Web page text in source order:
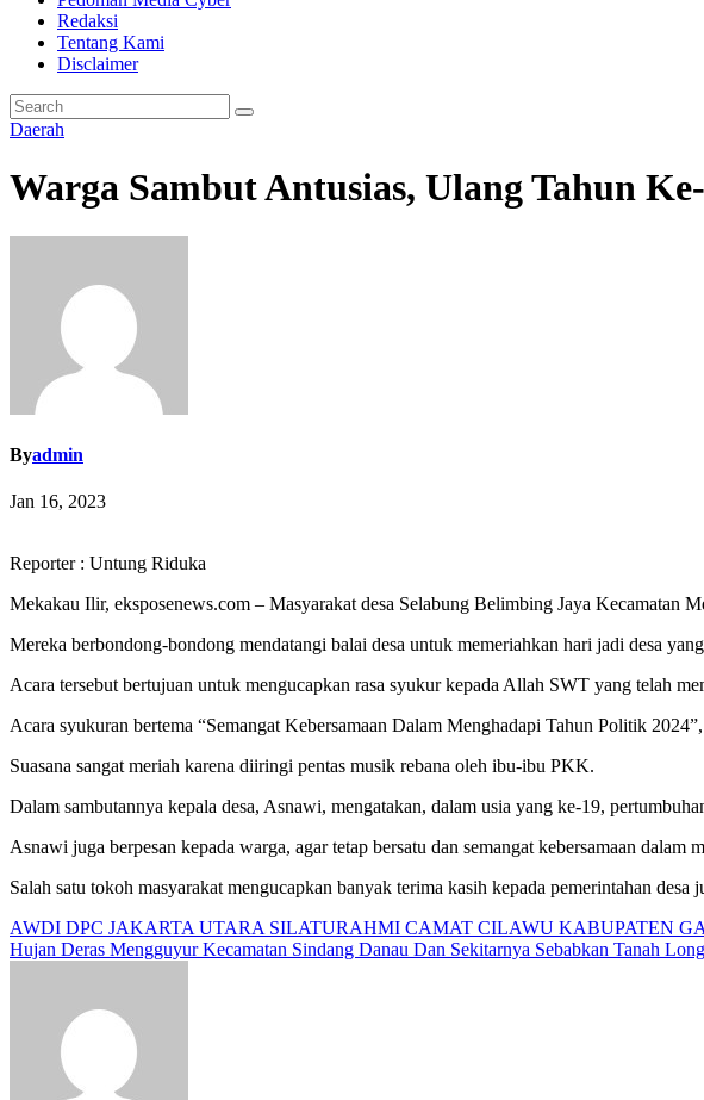
Redaksi
Tentang Kami
Disclaimer
Daerah
Warga Sambut Antusias, Ulang Tahun
Byadmin
Jan 16, 2023
Reporter : Untung Riduka
Mekakau Ilir, eksposenews.com – Masyarakat desa Selabung Belimbing Jaya Kecamatan
Mereka berbondong-bondong mendatangi balai desa untuk memeriahkan hari jadi desa
Acara tersebut bertujuan untuk mengucapkan rasa syukur kepada Allah SWT yang telah
Acara syukuran bertema “Semangat Kebersamaan Dalam Menghadapi Tahun Politik
Suasana sangat meriah karena diiringi pentas musik rebana oleh ibu-ibu PKK.
Dalam sambutannya kepala desa, Asnawi, mengatakan, dalam usia yang ke-19,
Asnawi juga berpesan kepada warga, agar tetap bersatu dan semangat kebersamaan
Salah satu tokoh masyarakat mengucapkan banyak terima kasih kepada pemerintahan
Navigasi
pos
AWDI DPC JAKARTA UTARA SILATURAHMI CAMAT CILAWU KABUPATEN
Hujan Deras Mengguyur Kecamatan Sindang Danau Dan Sekitarnya Sebabkan Tanah